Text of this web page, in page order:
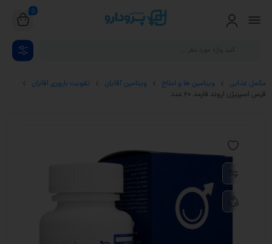
0
مکمل غذایی ویتامین ها و املاح ویتامین آقایان
تقویت باروری اقایان
قرص اسپریژن اروند فارمد 60 عدد